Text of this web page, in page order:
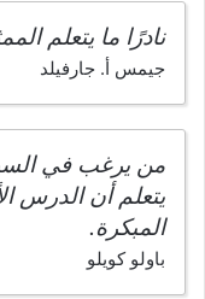
نادرًا ما يتعلم
جيمس أ. جارفيلد
من يرغب في
يتعلم أن الدرس
المبكرة.
باولو كويلو